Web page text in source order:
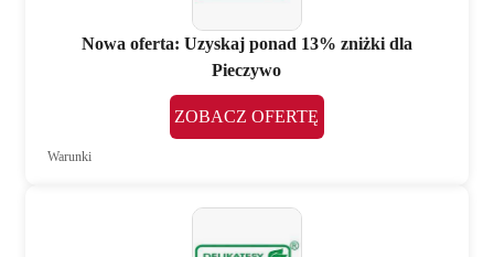
Nowa oferta: Uzyskaj ponad 13% zniżki dla
Pieczywo
ZOBACZ OFERTĘ
Warunki